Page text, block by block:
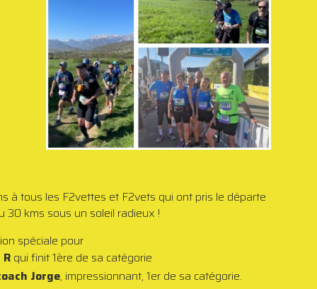
à tous les F2vettes et F2vets qui ont pris le départe
30 kms sous un soleil radieux !
spéciale pour
qui finit 1ère de sa catégorie
Jorge, impressionnant, 1er de sa catégorie.